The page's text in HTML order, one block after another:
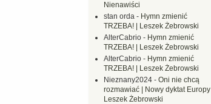
Nienawiści
stan orda - Hymn zmienić
TRZEBA! | Leszek Żebrowski
AlterCabrio - Hymn zmienić
TRZEBA! | Leszek Żebrowski
AlterCabrio - Hymn zmienić
TRZEBA! | Leszek Żebrowski
Nieznany2024 - Oni nie chcą
rozmawiać | Nowy dyktat Europy |
Leszek Żebrowski